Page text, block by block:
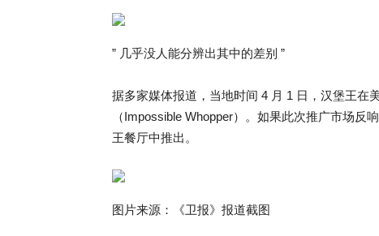
” 几乎没人能分辨出其中的差别 ”
据多家媒体报道，当地时间 4 月 1 日，汉堡王在
（Impossible Whopper）。如果此次推广市场反
王餐厅中推出。
图片来源：《卫报》报道截图